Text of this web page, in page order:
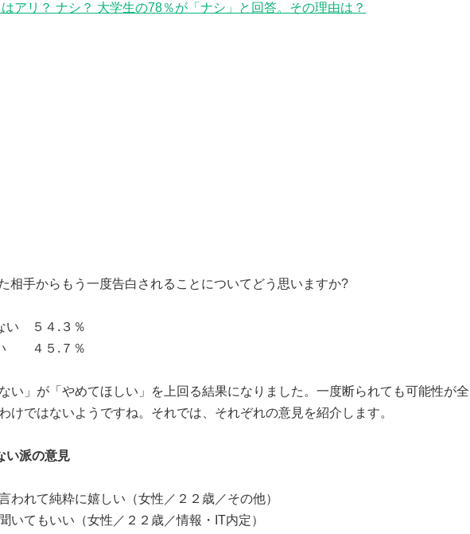
アリ？ ナシ？ 大学生の78％が「ナシ」と回答。その理由は？
相手からもう一度告白されることについてどう思いますか?
い ５４.３％
４５.７％
ない」が「やめてほしい」を上回る結果になりました。一度断られても可能性が全
けではないようですね。それでは、それぞれの意見を紹介します。
い派の意見
われて純粋に嬉しい（女性／２２歳／その他）
いてもいい（女性／２２歳／情報・IT内定）